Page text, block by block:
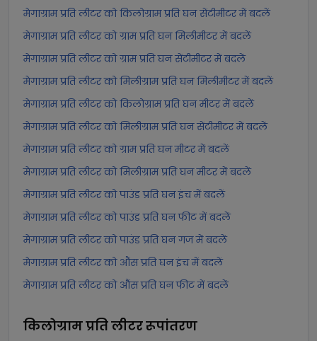
मेगाग्राम प्रति लीटर को किलोग्राम प्रति घन सेंटीमीटर में बदलें
मेगाग्राम प्रति लीटर को ग्राम प्रति घन मिलीमीटर में बदलें
मेगाग्राम प्रति लीटर को ग्राम प्रति घन सेंटीमीटर में बदलें
मेगाग्राम प्रति लीटर को मिलीग्राम प्रति घन मिलीमीटर में बदलें
मेगाग्राम प्रति लीटर को किलोग्राम प्रति घन मीटर में बदलें
मेगाग्राम प्रति लीटर को मिलीग्राम प्रति घन सेंटीमीटर में बदलें
मेगाग्राम प्रति लीटर को ग्राम प्रति घन मीटर में बदलें
मेगाग्राम प्रति लीटर को मिलीग्राम प्रति घन मीटर में बदलें
मेगाग्राम प्रति लीटर को पाउंड प्रति घन इंच में बदलें
मेगाग्राम प्रति लीटर को पाउंड प्रति घन फीट में बदलें
मेगाग्राम प्रति लीटर को पाउंड प्रति घन गज में बदलें
मेगाग्राम प्रति लीटर को औंस प्रति घन इंच में बदलें
मेगाग्राम प्रति लीटर को औंस प्रति घन फीट में बदलें
किलोग्राम प्रति लीटररूपांतरण